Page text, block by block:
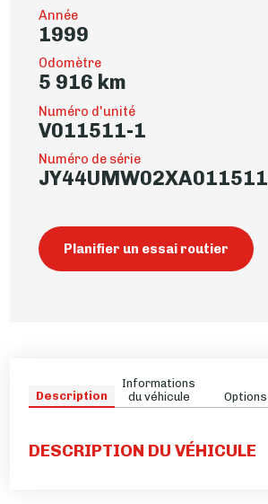
Année
1999
Odomètre
5 916 km
Numéro d'unité
V011511-1
Numéro de série
JY44UMW02XA011511
Planifier un essai routier
Description
Informations
du véhicule
Options
DESCRIPTION DU VÉHICULE